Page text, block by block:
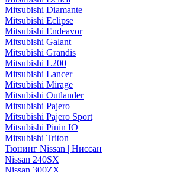
Mitsubishi Diamante
Mitsubishi Eclipse
Mitsubishi Endeavor
Mitsubishi Galant
Mitsubishi Grandis
Mitsubishi L200
Mitsubishi Lancer
Mitsubishi Mirage
Mitsubishi Outlander
Mitsubishi Pajero
Mitsubishi Pajero Sport
Mitsubishi Pinin IO
Mitsubishi Triton
Тюнинг Nissan | Ниссан
Nissan 240SX
Nissan 300ZX